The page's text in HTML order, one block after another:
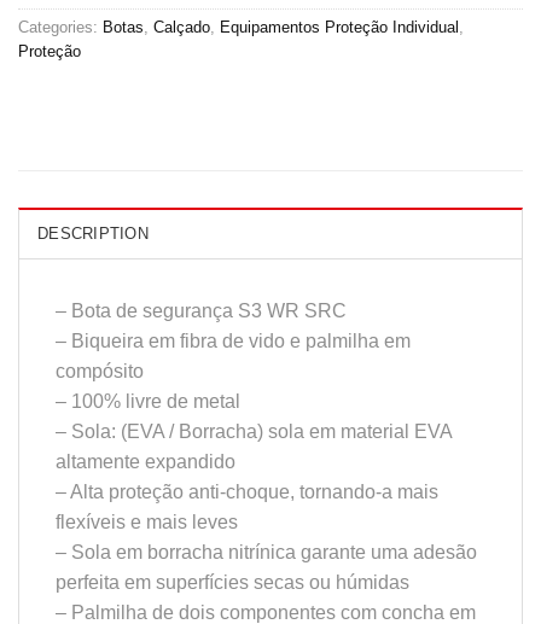
Categories: Botas Calçado Equipamentos Proteção Individual
Proteção
DESCRIPTION
– Bota de segurança S3 WR SRC
– Biqueira em fibra de vido e palmilha em
compósito
– 100% livre de metal
– Sola: (EVA / Borracha) sola em material EVA
altamente expandido
– Alta proteção anti-choque, tornando-a mais
flexíveis e mais leves
– Sola em borracha nitrínica garante uma adesão
perfeita em superfícies secas ou húmidas
– Palmilha de dois componentes com concha em